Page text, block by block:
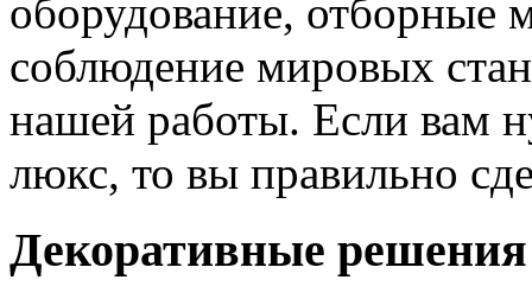
оборудование, отборные
соблюдение мировых
нашей работы. Если вам
люкс, то вы правильно
Декоративные решения